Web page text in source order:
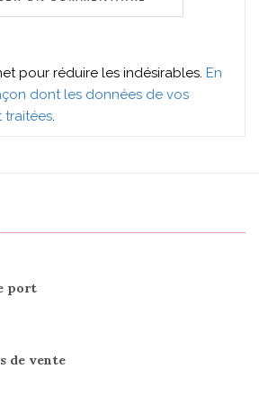
pour réduire les indésirables. En
dont les données de vos
traitées.
port
de vente